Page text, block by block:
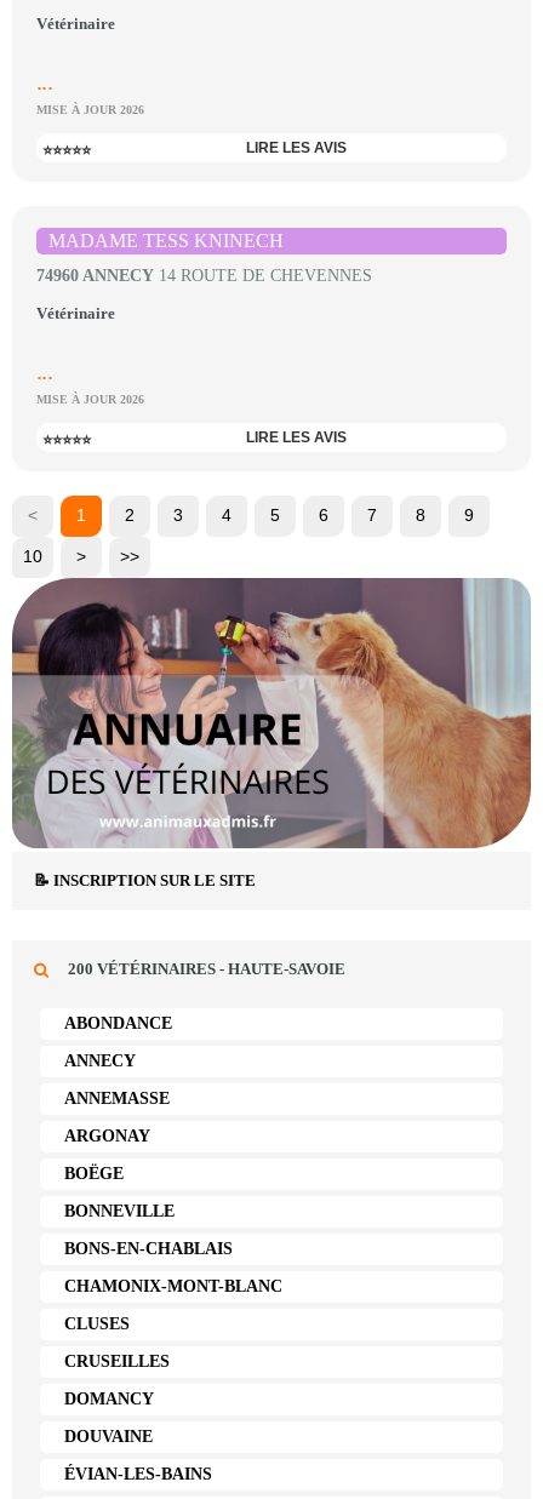
Vétérinaire
...
MISE À JOUR 2026
⭐⭐⭐⭐⭐ LIRE LES AVIS
MADAME TESS KNINECH
74960 ANNECY 14 ROUTE DE CHEVENNES
Vétérinaire
...
MISE À JOUR 2026
⭐⭐⭐⭐⭐ LIRE LES AVIS
< 1 2 3 4 5 6 7 8 9
10 > >>
📝 INSCRIPTION SUR LE SITE
200 VÉTÉRINAIRES - HAUTE-SAVOIE
ABONDANCE
ANNECY
ANNEMASSE
ARGONAY
BOËGE
BONNEVILLE
BONS-EN-CHABLAIS
CHAMONIX-MONT-BLANC
CLUSES
CRUSEILLES
DOMANCY
DOUVAINE
ÉVIAN-LES-BAINS